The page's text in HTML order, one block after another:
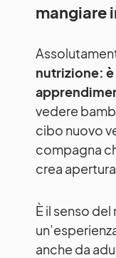
mangiare
nutrizione:
vedere
cibo nuovo
compagna
crea
È il senso
anche da